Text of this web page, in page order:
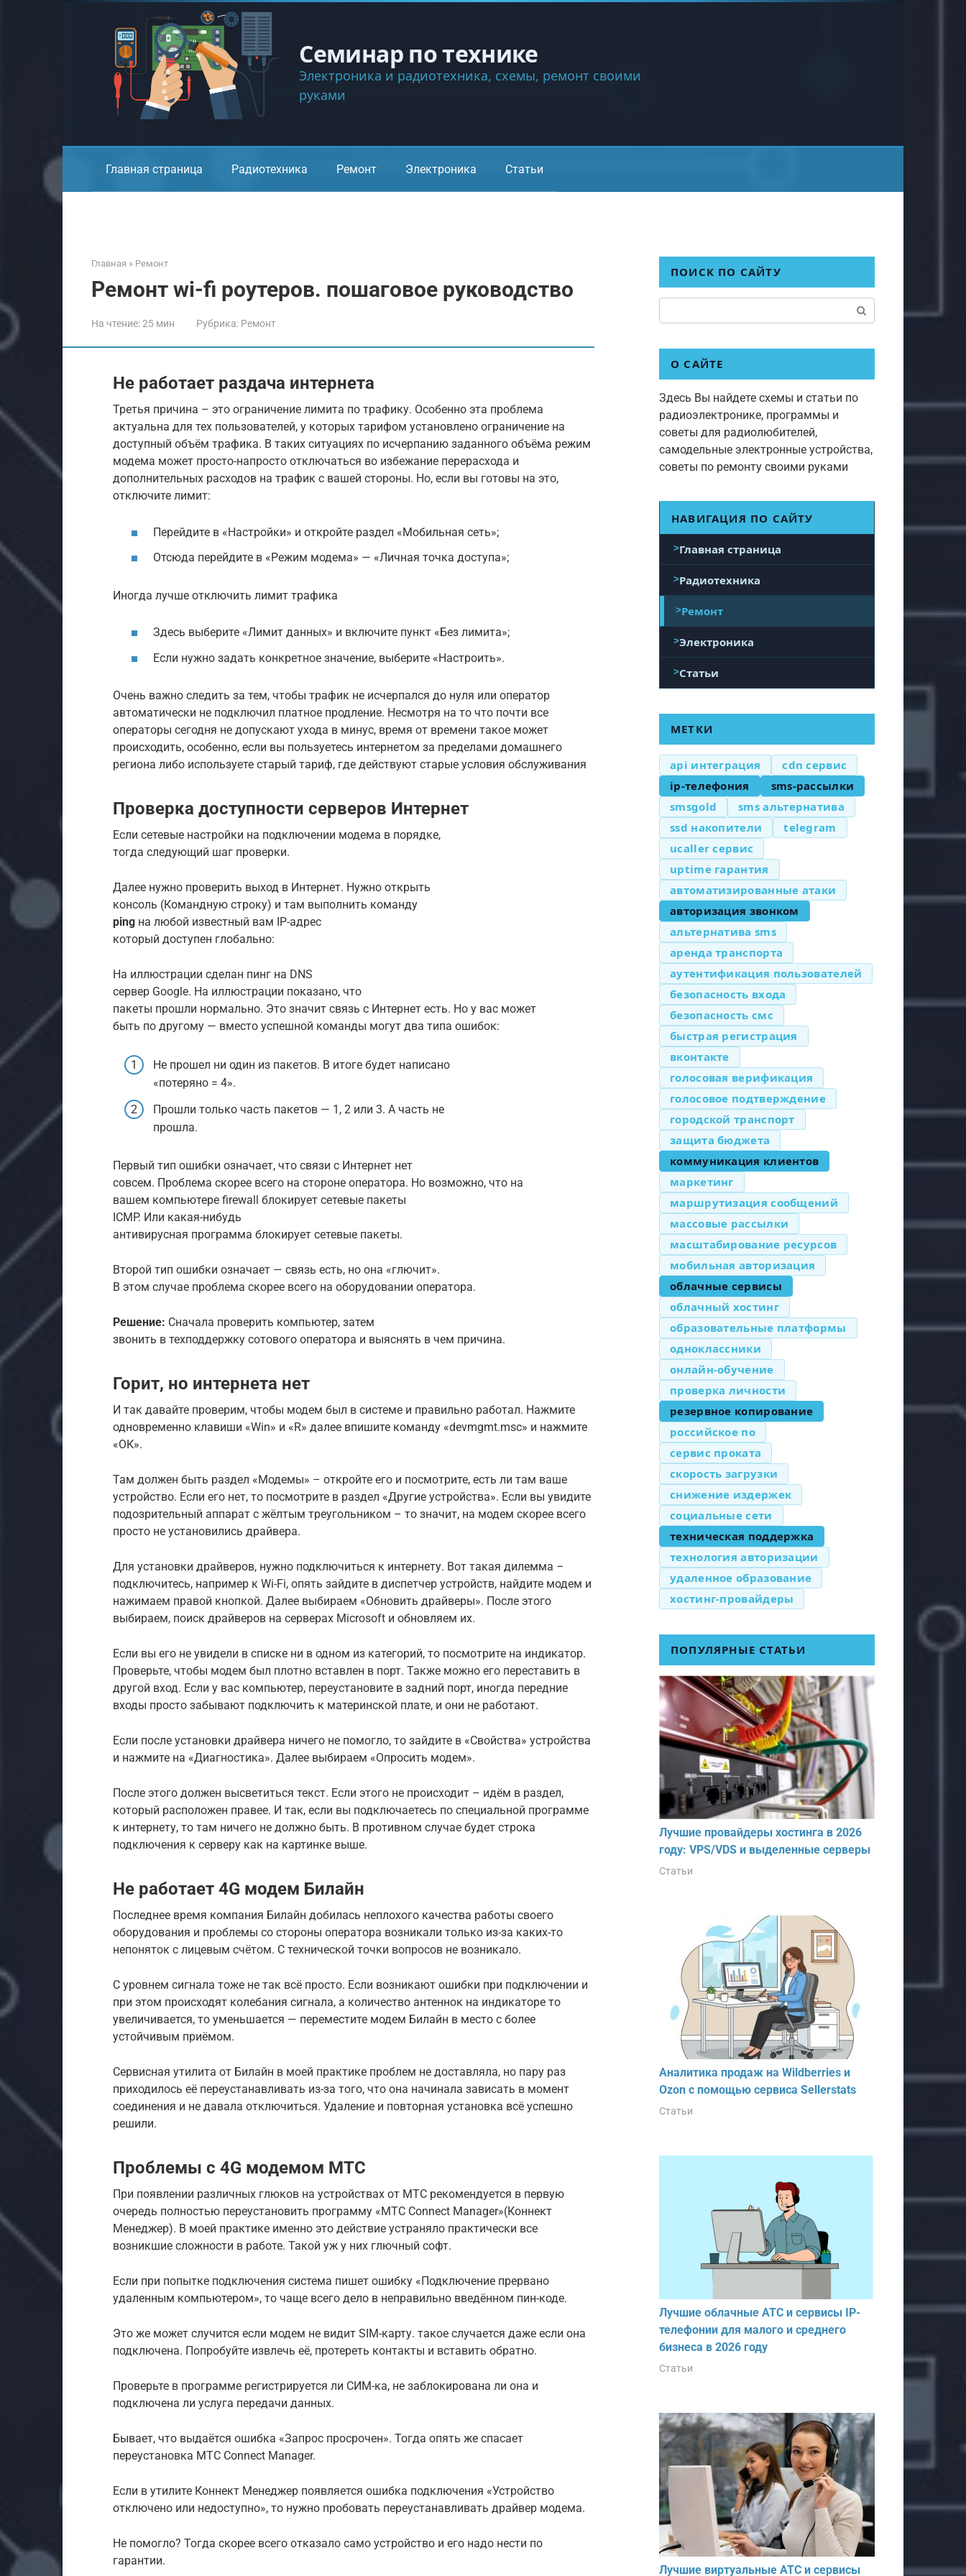
Семинар по технике
Электроника и радиотехника, схемы, ремонт своими
руками
Главная страница Радиотехника Ремонт Электроника Статьи
Главная » Ремонт
Ремонт wi-fi роутеров. пошаговое руководство
На чтение:25 мин Рубрика: Ремонт
Не работает раздача интернета
Третья причина – это ограничение лимита по трафику. Особенно эта проблема
актуальна для тех пользователей, у которых тарифом установлено ограничение на
доступный объём трафика. В таких ситуациях по исчерпанию заданного объёма режим
модема может просто-напросто отключаться во избежание перерасхода и
дополнительных расходов на трафик с вашей стороны. Но, если вы готовы на это,
отключите лимит:
Перейдите в «Настройки» и откройте раздел «Мобильная сеть»;
Отсюда перейдите в «Режим модема» — «Личная точка доступа»;
Иногда лучше отключить лимит трафика
Здесь выберите «Лимит данных» и включите пункт «Без лимита»;
Если нужно задать конкретное значение, выберите «Настроить».
Очень важно следить за тем, чтобы трафик не исчерпался до нуля или оператор
автоматически не подключил платное продление. Несмотря на то что почти все
операторы сегодня не допускают ухода в минус, время от времени такое может
происходить, особенно, если вы пользуетесь интернетом за пределами домашнего
региона либо используете старый тариф, где действуют старые условия обслуживания
Проверка доступности серверов Интернет
Если сетевые настройки на подключении модема в порядке,
тогда следующий шаг проверки.
Далее нужно проверить выход в Интернет. Нужно открыть
консоль (Командную строку) и там выполнить команду
ping на любой известный вам IP-адрес
который доступен глобально:
На иллюстрации сделан пинг на DNS
сервер Google. На иллюстрации показано, что
пакеты прошли нормально. Это значит связь с Интернет есть. Но у вас может
быть по другому — вместо успешной команды могут два типа ошибок:
Не прошел ни один из пакетов. В итоге будет написано
«потеряно = 4».
Прошли только часть пакетов — 1, 2 или 3. А часть не
прошла.
Первый тип ошибки означает, что связи с Интернет нет
совсем. Проблема скорее всего на стороне оператора. Но возможно, что на
вашем компьютере firewall блокирует сетевые пакеты
IСMP. Или какая-нибудь
антивирусная программа блокирует сетевые пакеты.
Второй тип ошибки означает — связь есть, но она «глючит».
В этом случае проблема скорее всего на оборудовании оператора.
Решение: Сначала проверить компьютер, затем
звонить в техподдержку сотового оператора и выяснять в чем причина.
Горит, но интернета нет
И так давайте проверим, чтобы модем был в системе и правильно работал. Нажмите
одновременно клавиши «Win» и «R» далее впишите команду «devmgmt.msc» и нажмите
«ОК».
Там должен быть раздел «Модемы» – откройте его и посмотрите, есть ли там ваше
устройство. Если его нет, то посмотрите в раздел «Другие устройства». Если вы увидите
подозрительный аппарат с жёлтым треугольником – то значит, на модем скорее всего
просто не установились драйвера.
Для установки драйверов, нужно подключиться к интернету. Вот такая дилемма –
подключитесь, например к Wi-Fi, опять зайдите в диспетчер устройств, найдите модем и
нажимаем правой кнопкой. Далее выбираем «Обновить драйверы». После этого
выбираем, поиск драйверов на серверах Microsoft и обновляем их.
Если вы его не увидели в списке ни в одном из категорий, то посмотрите на индикатор.
Проверьте, чтобы модем был плотно вставлен в порт. Также можно его переставить в
другой вход. Если у вас компьютер, переустановите в задний порт, иногда передние
входы просто забывают подключить к материнской плате, и они не работают.
Если после установки драйвера ничего не помогло, то зайдите в «Свойства» устройства
и нажмите на «Диагностика». Далее выбираем «Опросить модем».
После этого должен высветиться текст. Если этого не происходит – идём в раздел,
который расположен правее. И так, если вы подключаетесь по специальной программе
к интернету, то там ничего не должно быть. В противном случае будет строка
подключения к серверу как на картинке выше.
Не работает 4G модем Билайн
Последнее время компания Билайн добилась неплохого качества работы своего
оборудования и проблемы со стороны оператора возникали только из-за каких-то
непоняток с лицевым счётом. С технической точки вопросов не возникало.
С уровнем сигнала тоже не так всё просто. Если возникают ошибки при подключении и
при этом происходят колебания сигнала, а количество антеннок на индикаторе то
увеличивается, то уменьшается — переместите модем Билайн в место с более
устойчивым приёмом.
Сервисная утилита от Билайн в моей практике проблем не доставляла, но пару раз
приходилось её переустанавливать из-за того, что она начинала зависать в момент
соединения и не давала отключиться. Удаление и повторная установка всё успешно
решили.
Проблемы с 4G модемом МТС
При появлении различных глюков на устройствах от МТС рекомендуется в первую
очередь полностью переустановить программу «МТС Connect Manager»(Коннект
Менеджер). В моей практике именно это действие устраняло практически все
возникшие сложности в работе. Такой уж у них глючный софт.
Если при попытке подключения система пишет ошибку «Подключение прервано
удаленным компьютером», то чаще всего дело в неправильно введённом пин-коде.
Это же может случится если модем не видит SIM-карту. такое случается даже если она
подключена. Попробуйте извлечь её, протереть контакты и вставить обратно.
Проверьте в программе регистрируется ли СИМ-ка, не заблокирована ли она и
подключена ли услуга передачи данных.
Бывает, что выдаётся ошибка «Запрос просрочен». Тогда опять же спасает
переустановка МТС Connect Manager.
Если в утилите Коннект Менеджер появляется ошибка подключения «Устройство
отключено или недоступно», то нужно пробовать переустанавливать драйвер модема.
Не помогло? Тогда скорее всего отказало само устройство и его надо нести по
гарантии.
ПОИСК ПО САЙТУ
О САЙТЕ
Здесь Вы найдете схемы и статьи по
радиоэлектронике, программы и
советы для радиолюбителей,
самодельные электронные устройства,
советы по ремонту своими руками
НАВИГАЦИЯ ПО САЙТУ
Главная страница
Радиотехника
Ремонт
Электроника
Статьи
МЕТКИ
api интеграция
cdn сервис
ip-телефония
sms-рассылки
smsgold
sms альтернатива
ssd накопители
telegram
ucaller сервис
uptime гарантия
автоматизированные атаки
авторизация звонком
альтернатива sms
аренда транспорта
аутентификация пользователей
безопасность входа
безопасность смс
быстрая регистрация
вконтакте
голосовая верификация
голосовое подтверждение
городской транспорт
защита бюджета
коммуникация клиентов
маркетинг
маршрутизация сообщений
массовые рассылки
масштабирование ресурсов
мобильная авторизация
облачные сервисы
облачный хостинг
образовательные платформы
одноклассники
онлайн-обучение
проверка личности
резервное копирование
российское по
сервис проката
скорость загрузки
снижение издержек
социальные сети
техническая поддержка
технология авторизации
удаленное образование
хостинг-провайдеры
ПОПУЛЯРНЫЕ СТАТЬИ
Лучшие провайдеры хостинга в 2026
году: VPS/VDS и выделенные серверы
Статьи
Аналитика продаж на Wildberries и
Ozon с помощью сервиса Sellerstats
Статьи
Лучшие облачные АТС и сервисы IP-
телефонии для малого и среднего
бизнеса в 2026 году
Статьи
Лучшие виртуальные АТС и сервисы